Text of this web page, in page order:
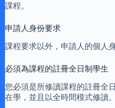
課程。
申請人身份要求
課程要求以外，申請人的個人
必須為課程的註冊全日制學生
您必須是所修讀課程的註冊全
在學，並且以全時間模式修讀。